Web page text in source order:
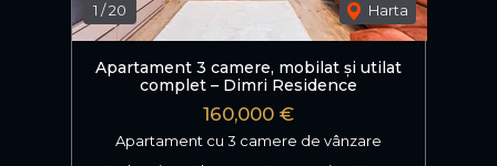
1 /20 Harta
Apartament 3 camere, mobilat și utilat
complet – Dimri Residence
160,000 €
Apartament cu 3 camere de vânzare